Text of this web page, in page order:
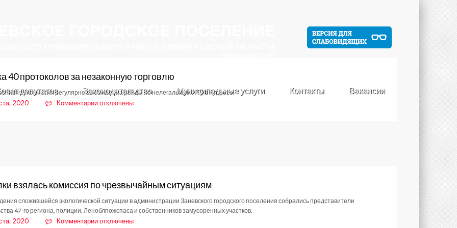
депутатов Законодательство Муниципальные услуги Контакты Вакансии
40 протоколов за незаконную торговлю
комиссия регулярно выезжает на рейды по нелегальным НТО в Кудрово.
2020 Комментариикотключены
взялась комиссия по чрезвычайным ситуациям
сложившейся экологической ситуации в администрации Заневского городского поселения собрались представители
47-го региона, полиции, Леноблпожспаса и собственников замусоренных участков.
2020 Комментариикотключены